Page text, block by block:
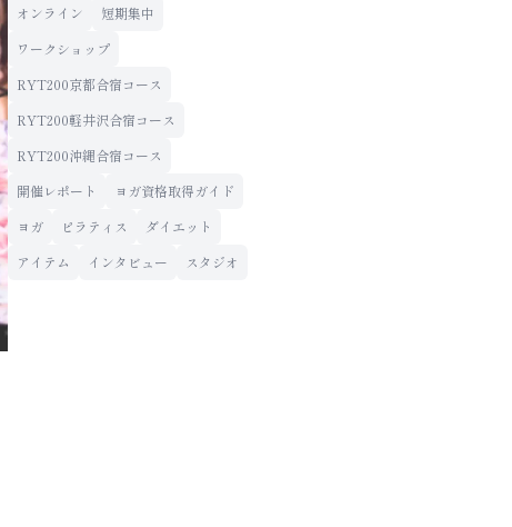
オンライン
短期集中
ワークショップ
RYT200京都合宿コース
RYT200軽井沢合宿コース
RYT200沖縄合宿コース
開催レポート
ヨガ資格取得ガイド
ヨガ
ピラティス
ダイエット
アイテム
インタビュー スタジオ